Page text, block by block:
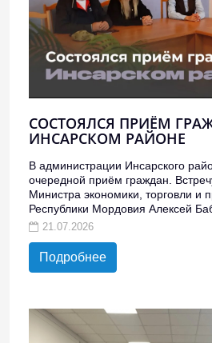
СОСТОЯЛСЯ ПРИЁМ
ИНСАРСКОМ РАЙОНЕ
В администрации Инсарского
очередной приём граждан.
Министра экономики, торговли и
Республики Мордовия Алексей
21.07.2026
Подробнее